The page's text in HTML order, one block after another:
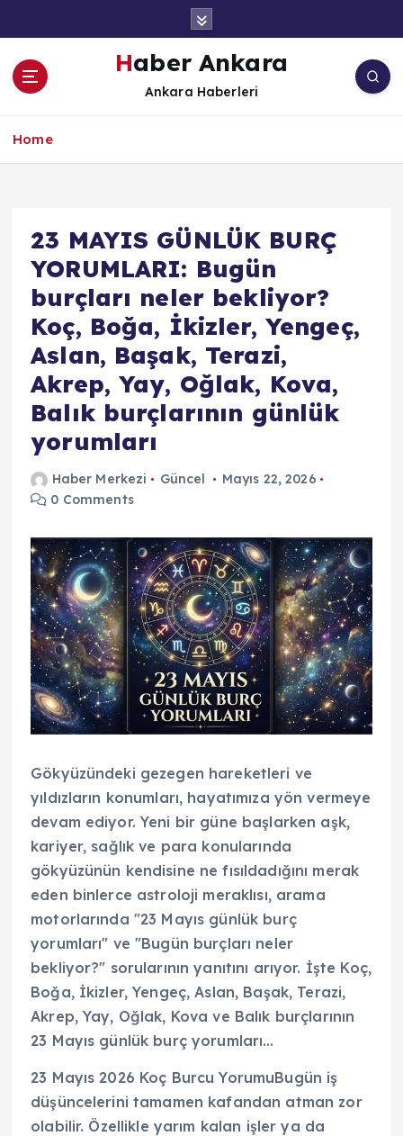
Haber Ankara
Ankara Haberleri
Home
23 MAYIS GÜNLÜK BURÇ
YORUMLARI: Bugün
burçları neler bekliyor?
Koç, Boğa, İkizler, Yengeç,
Aslan, Başak, Terazi,
Akrep, Yay, Oğlak, Kova,
Balık burçlarının günlük
yorumları
Haber Merkezi Güncel
Mayıs 22, 2026
0 Comments
Gökyüzündeki gezegen hareketleri ve
yıldızların konumları, hayatımıza yön vermeye
devam ediyor. Yeni bir güne başlarken aşk,
kariyer, sağlık ve para konularında
gökyüzünün kendisine ne fısıldadığını merak
eden binlerce astroloji meraklısı, arama
motorlarında "23 Mayıs günlük burç
yorumları" ve "Bugün burçları neler
bekliyor?" sorularının yanıtını arıyor. İşte Koç,
Boğa, İkizler, Yengeç, Aslan, Başak, Terazi,
Akrep, Yay, Oğlak, Kova ve Balık burçlarının
23 Mayıs günlük burç yorumları…
23 Mayıs 2026 Koç Burcu YorumuBugün iş
düşüncelerini tamamen kafandan atman zor
olabilir. Özellikle yarım kalan işler ya da